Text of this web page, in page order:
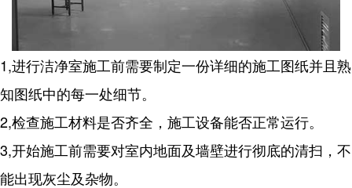
1,进行洁净室施工前需要制定一份详细的施工图纸并且熟
知图纸中的每一处细节。
2,检查施工材料是否齐全，施工设备能否正常运行。
3,开始施工前需要对室内地面及墙壁进行彻底的清扫，不
能出现灰尘及杂物。